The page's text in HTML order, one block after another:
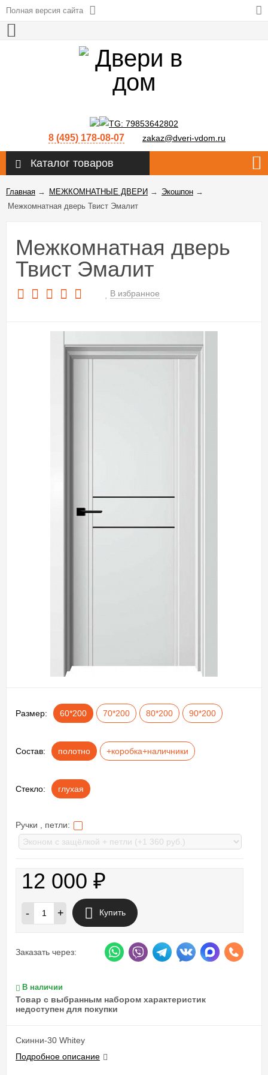
Полная версия сайта
8 (495) 178-08-07 zakaz@dveri-vdom.ru
Каталог товаров
Главная → МЕЖКОМНАТНЫЕ ДВЕРИ → Экошпон →
Межкомнатная дверь Твист Эмалит
Межкомнатная дверь
Твист Эмалит
В избранное
Размер: 60*200 70*200 80*200 90*200
Состав: полотно +коробка+наличники
Стекло: глухая
Ручки , петли:
12 000 ₽
- + Купить
Заказать через:
В наличии
Товар с выбранным набором характеристик
недоступен для покупки
Скинни-30 Whitey
Подробное описание